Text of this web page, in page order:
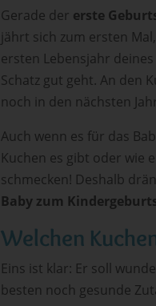
Gerade der erste
jährt sich zum ersten
ersten Lebensjahr
Schatz gut geht. An den
noch in den nächsten
Auch wenn es für das
Kuchen es gibt oder wie
schmecken! Deshalb
Baby zum
Welchen
Eins ist klar: Er soll
besten noch gesunde